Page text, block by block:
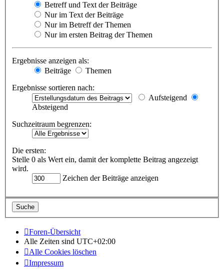
Betreff und Text der Beiträge
Nur im Text der Beiträge
Nur im Betreff der Themen
Nur im ersten Beitrag der Themen
Ergebnisse anzeigen als:
Beiträge
Themen
Ergebnisse sortieren nach:
Aufsteigend
Absteigend
Suchzeitraum begrenzen:
Die ersten:
Stelle 0 als Wert ein, damit der komplette Beitrag angezeigt
wird.
Zeichen der Beiträge anzeigen
Foren-Übersicht
Alle Zeiten sind UTC+02:00
Alle Cookies löschen
Impressum